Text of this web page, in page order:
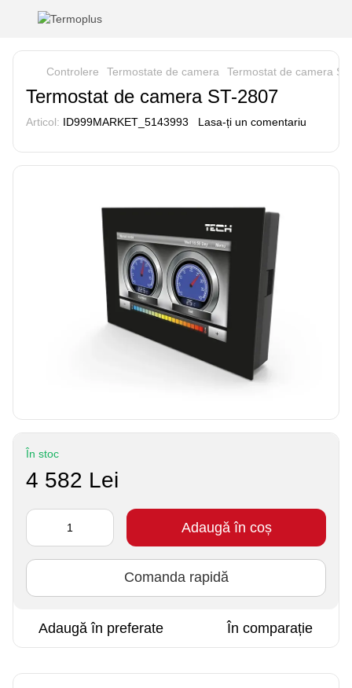
Controlere Termostate de camera Termostat de camera
Termostat de camera ST-2807
Articol: ID999MARKET_5143993 Lasa-ți un comentariu
În stoc
4 582 Lei
Adaugă în coș
Comanda rapidă
Adaugă în preferate În comparație